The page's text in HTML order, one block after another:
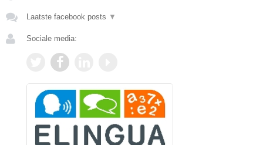
Laatste facebook posts ▼
Sociale media: